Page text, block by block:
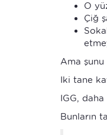
O
Çiğ
Ama
Iki tane
IGG,
Bunların